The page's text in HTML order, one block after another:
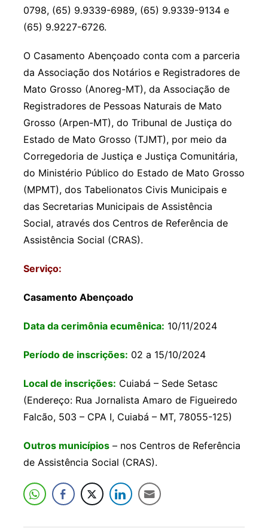
0798, (65) 9.9339-6989, (65) 9.9339-9134 e
(65) 9.9227-6726.
O Casamento Abençoado conta com a parceria
da Associação dos Notários e Registradores de
Mato Grosso (Anoreg-MT), da Associação de
Registradores de Pessoas Naturais de Mato
Grosso (Arpen-MT), do Tribunal de Justiça do
Estado de Mato Grosso (TJMT), por meio da
Corregedoria de Justiça e Justiça Comunitária,
do Ministério Público do Estado de Mato Grosso
(MPMT), dos Tabelionatos Civis Municipais e
das Secretarias Municipais de Assistência
Social, através dos Centros de Referência de
Assistência Social (CRAS).
Serviço:
Casamento Abençoado
Data da cerimônia ecumênica: 10/11/2024
Período de inscrições: 02 a 15/10/2024
Local de inscrições: Cuiabá – Sede Setasc
(Endereço: Rua Jornalista Amaro de Figueiredo
Falcão, 503 – CPA I, Cuiabá – MT, 78055-125)
Outros municípios – nos Centros de Referência
de Assistência Social (CRAS).